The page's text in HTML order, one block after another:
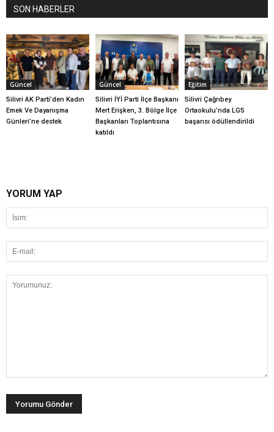
SON HABERLER
Güncel
Silivri AK Parti’den Kadın
Emek Ve Dayanışma
Günleri’ne destek
Güncel
Silivri İYİ Parti İlçe Başkanı
Mert Erişken, 3. Bölge İlçe
Başkanları Toplantısına
katıldı
Eğitim
Silivri Çağrıbey
Ortaokulu’nda LGS
başarısı ödüllendirildi
YORUM YAP